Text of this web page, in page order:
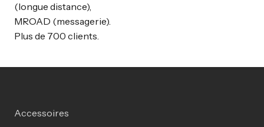
(longue distance),
MROAD (messagerie).
Plus de 700 clients.
Accessoires